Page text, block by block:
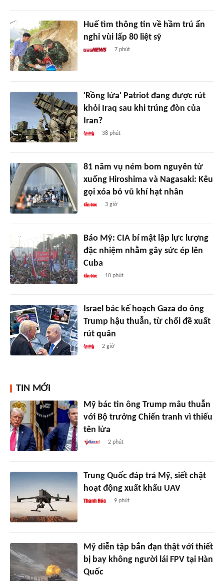
Huế tìm thông tin về hầm trú ẩn
nghi vùi lấp 80 liệt sỹ
7 phút
'Rồng lửa' Patriot đang được rút
khỏi Iraq sau khi trúng đòn của
Iran?
38 phút
81 năm vụ ném bom nguyên tử
xuống Hiroshima và Nagasaki: Kêu
gọi xóa bỏ vũ khí hạt nhân
3 giờ
Báo Mỹ: CIA bí mật lập lực lượng
đặc nhiệm nhằm gây sức ép lên
Cuba
10 phút
Israel bác kế hoạch Gaza do ông
Trump hậu thuẫn, từ chối đề xuất
rút quân
2 giờ
TIN MỚI
Mỹ bác tin ông Trump mâu thuẫn
với Bộ trưởng Chiến tranh vì thiếu
tên lửa
2 phút
Trung Quốc đáp trả Mỹ, siết chặt
hoạt động xuất khẩu UAV
9 phút
Mỹ diễn tập bắn đạn thật với thiết
bị bay không người lái FPV tại Hàn
Quốc